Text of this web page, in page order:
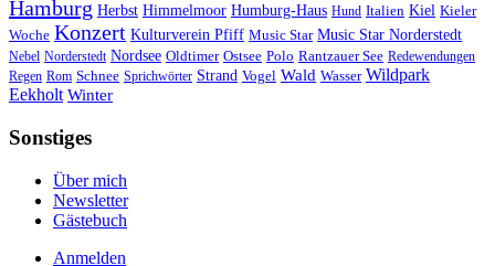
Hamburg Herbst Himmelmoor Humburg-Haus Hund Italien Kiel Kieler
Woche Konzert Kulturverein Pfiff Music Star Music Star Norderstedt
Nebel Norderstedt Nordsee Oldtimer Ostsee Polo Rantzauer See Redewendungen
Regen Rom Schnee Sprichwörter Strand Vogel Wald Wasser Wildpark
Eekholt Winter
Sonstiges
Über mich
Newsletter
Gästebuch
Anmelden